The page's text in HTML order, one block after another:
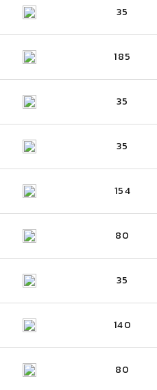
35
185
35
35
154
80
35
140
80